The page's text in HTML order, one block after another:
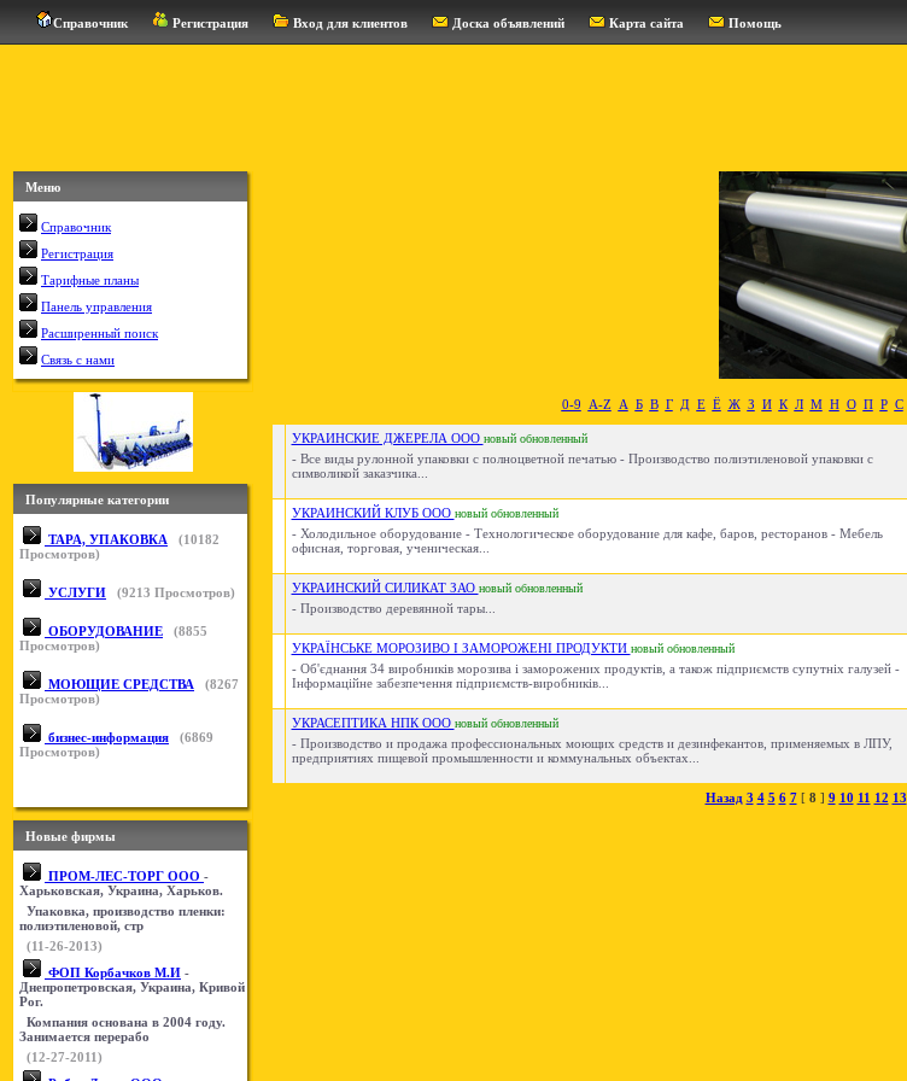
Справочник Регистрация Вход для клиентов Доска объявлений Карта сайта Помощь
Меню
Справочник
Регистрация
Тарифные планы
Панель управления
Расширенный поиск
Связь с нами
Популярные категории
ТАРА, УПАКОВКА (10182
Просмотров)
УСЛУГИ (9213 Просмотров)
ОБОРУДОВАНИЕ (8855
Просмотров)
МОЮЩИЕ СРЕДСТВА (8267
Просмотров)
бизнес-информация (6869
Просмотров)
Новые фирмы
ПРОМ-ЛЕС-ТОРГ ООО -
Харьковская, Украина, Харьков.
Упаковка, производство пленки:
полиэтиленовой, стр
(11-26-2013)
ФОП Корбачков М.И -
Днепропетровская, Украина, Кривой
Рог.
Компания основана в 2004 году.
Занимается перерабо
(12-27-2011)
0-9 A-Z А Б В Г Д Е Ё Ж З И К Л М Н О П Р С
УКРАИНСКИЕ ДЖЕРЕЛА ООО новый обновленный
- Все виды рулонной упаковки с полноцветной печатью - Производство полиэтиленовой упаковки с
символикой заказчика...
УКРАИНСКИЙ КЛУБ ООО новый обновленный
- Холодильное оборудование - Технологическое оборудование для кафе, баров, ресторанов - Мебель
офисная, торговая, ученическая...
УКРАИНСКИЙ СИЛИКАТ ЗАО новый обновленный
- Производство деревянной тары...
УКРАЇНСЬКЕ МОРОЗИВО І ЗАМОРОЖЕНІ ПРОДУКТИ новый обновленный
- Об'єднання 34 виробників морозива і заморожених продуктів, а також підприємств супутніх галузей -
Інформаційне забезпечення підприємств-виробників...
УКРАСЕПТИКА НПК ООО новый обновленный
- Производство и продажа профессиональных моющих средств и дезинфекантов, применяемых в ЛПУ,
предприятиях пищевой промышленности и коммунальных объектах...
Назад 3 4 5 6 7[ 8 ] 9 10 11 12 13